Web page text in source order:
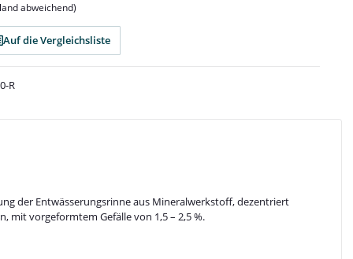
abweichend)
Auf die Vergleichsliste
R
der Entwässerungsrinne aus Mineralwerkstoff, dezentriert
mit vorgeformtem Gefälle von 1,5 – 2,5 %.